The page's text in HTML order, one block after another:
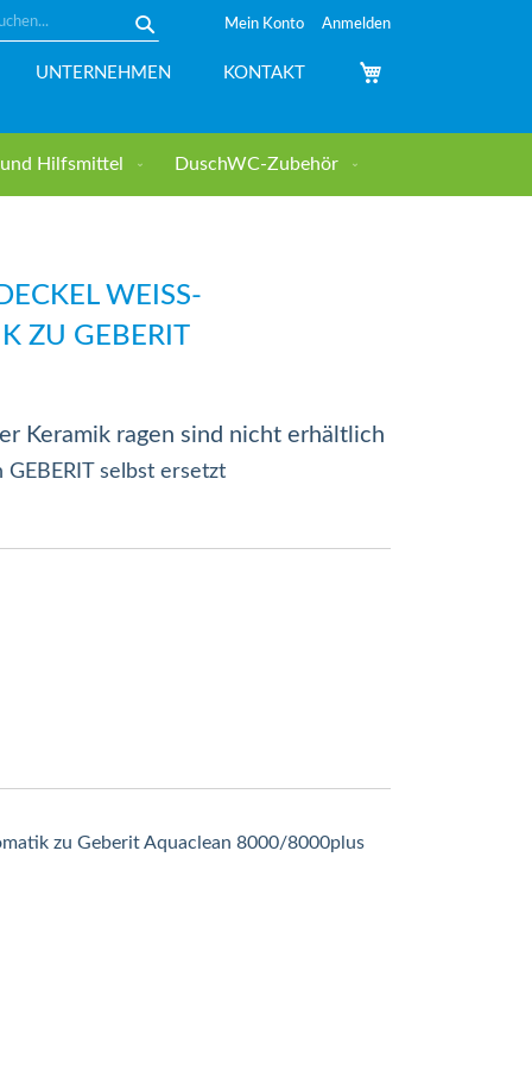
Mein Konto Anmelden
UNTERNEHMEN KONTAKT
Hilfsmittel DuschWC-Zubehör
WEISS-
ZU GEBERIT
Keramik ragen sind nicht erhältlich
selbst ersetzt
zu Geberit Aquaclean 8000/8000plus